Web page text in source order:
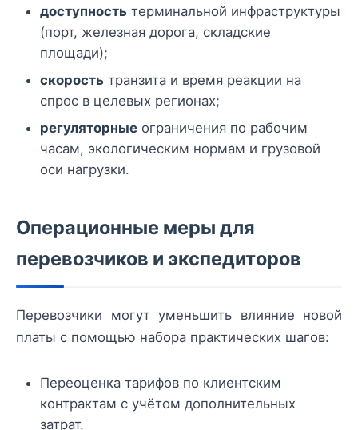
доступность терминальной инфраструктуры
(порт, железная дорога, складские
площади);
скорость транзита и время реакции на
спрос в целевых регионах;
регуляторные ограничения по рабочим
часам, экологическим нормам и грузовой
оси нагрузки.
Операционные меры для
перевозчиков и экспедиторов
Перевозчики могут уменьшить влияние новой
платы с помощью набора практических шагов:
Переоценка тарифов по клиентским
контрактам с учётом дополнительных
затрат.